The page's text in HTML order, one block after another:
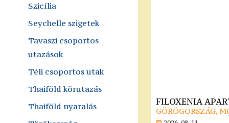
Szicília
Seychelle szigetek
Tavaszi csoportos
utazások
Téli csoportos utak
Thaiföld körutazás
Thaiföld nyaralás
FILOXENIA
GÖRÖGORSZÁG,